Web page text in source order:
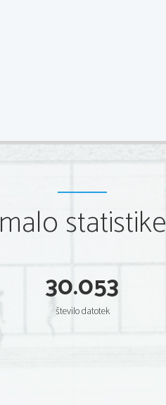
malo statistike
30.053
število datotek